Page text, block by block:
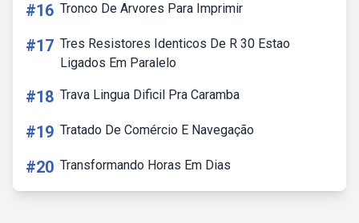
#16 Tronco De Arvores Para Imprimir
#17 Tres Resistores Identicos De R 30 Estao
Ligados Em Paralelo
#18 Trava Lingua Dificil Pra Caramba
#19 Tratado De Comércio E Navegação
#20 Transformando Horas Em Dias